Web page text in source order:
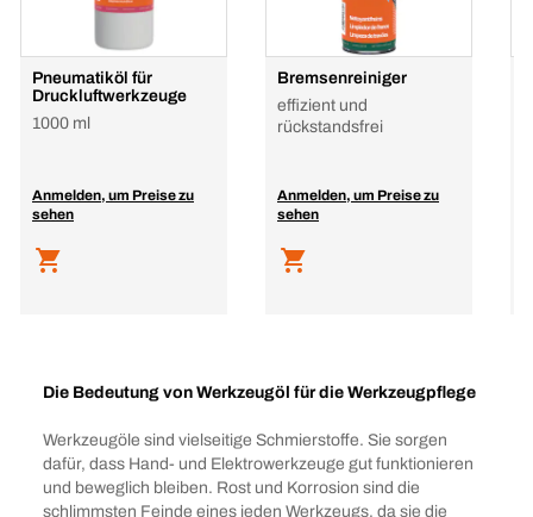
Pneumatiköl für
Druckluftwerkzeuge
1000 ml
Anmelden, um Preise zu
sehen
Bremsenreiniger
effizient und
rückstandsfrei
Anmelden, um Preise zu
sehen
Die Bedeutung von Werkzeugöl für die Werkzeugpflege
Werkzeugöle sind vielseitige Schmierstoffe. Sie sorgen
dafür, dass Hand- und Elektrowerkzeuge gut funktionieren
und beweglich bleiben. Rost und Korrosion sind die
schlimmsten Feinde eines jeden Werkzeugs, da sie die